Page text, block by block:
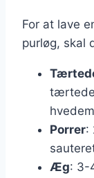
For at lave
purløg, skal
Porrer:
Æg: 3-